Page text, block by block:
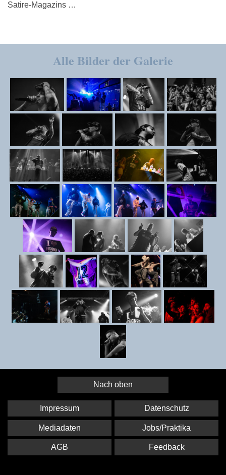
Satire-Magazins …
Alle Bilder der Galerie
Nach oben
Impressum Datenschutz
Mediadaten Jobs/Praktika
AGB Feedback